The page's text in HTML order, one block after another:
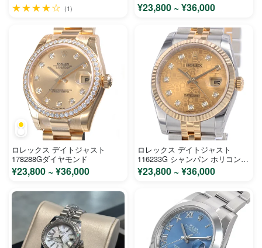
★★★★☆ (1) ¥23,800 ~ ¥36,000
ロレックス デイトジャスト
178288Gダイヤモンド
¥23,800 ~ ¥36,000
ロレックス デイトジャスト
116233G シャンパン ホリコンピ
ューター文字盤 ステンレス イエ
ローゴールド メンズ 時計 コピ
¥23,800 ~ ¥36,000